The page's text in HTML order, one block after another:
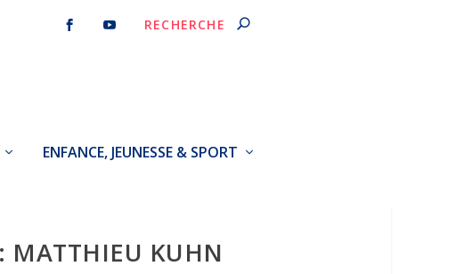
ENFANCE, JEUNESSE & SPORT
MATTHIEU KUHN